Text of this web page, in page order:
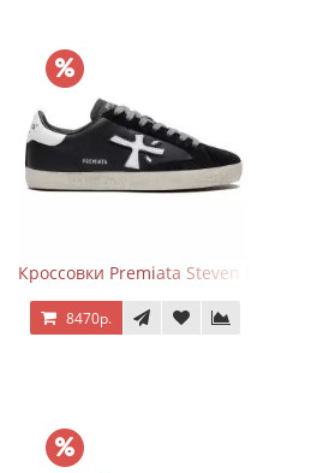
Кроссовки Premiata Steven Black White
8470р.